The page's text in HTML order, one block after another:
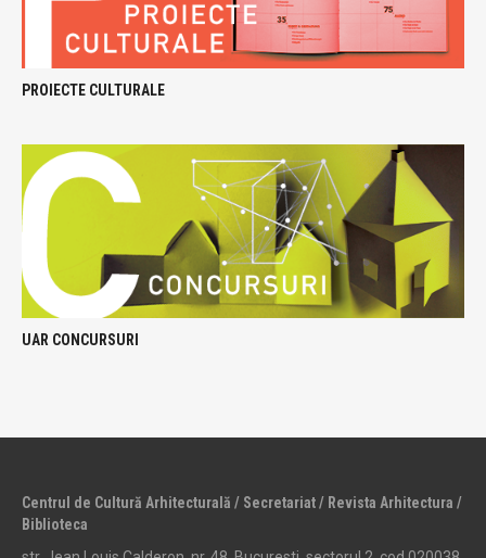
PROIECTE CULTURALE
UAR CONCURSURI
Centrul de Cultură Arhitecturală / Secretariat / Revista Arhitectura /
Biblioteca